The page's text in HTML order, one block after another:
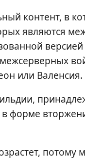
контент, в
являются
или Валенсия.
форме
потому